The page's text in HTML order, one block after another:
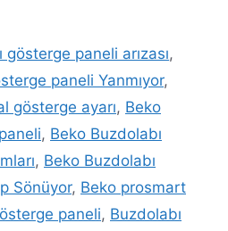
paneli arızası,
paneli Yanmıyor,
gösterge ayarı, Beko
, Beko Buzdolabı
, Beko Buzdolabı
Sönüyor, Beko prosmart
paneli, Buzdolabı